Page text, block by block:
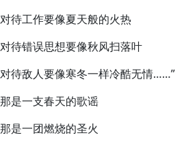
对待工作要像夏天般的火热
对待错误思想要像秋风扫落叶
对待敌人要像寒冬一样冷酷无情……”
那是一支春天的歌谣
那是一团燃烧的圣火